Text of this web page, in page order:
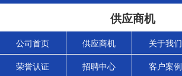
供应商机
公司首页 供应商机 关于我们
荣誉认证 招聘中心 客户案例